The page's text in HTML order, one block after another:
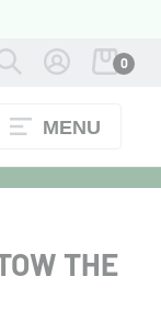
0
MENU
L'ACHAT D'UNE
THE